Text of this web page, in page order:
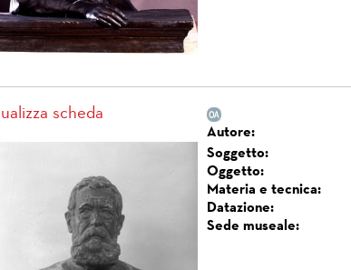
scheda
Autore:
Soggetto:
Oggetto:
Materia e tecnica:
Datazione:
Sede museale: